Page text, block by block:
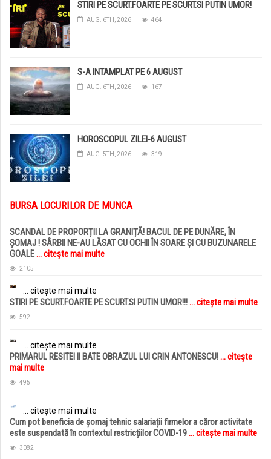
STIRI PE SCURT.FOARTE PE SCURT.SI PUTIN UMOR!
AUG. 6TH, 2026 464
S-A INTAMPLAT PE 6 AUGUST
AUG. 6TH, 2026 167
HOROSCOPUL ZILEI-6 AUGUST
AUG. 5TH, 2026 319
BURSA LOCURILOR DE MUNCA
SCANDAL DE PROPORȚII LA GRANIȚĂ! BACUL DE PE DUNĂRE, ÎN
ȘOMAJ ! SÂRBII NE-AU LĂSAT CU OCHII ÎN SOARE ȘI CU BUZUNARELE
GOALE... citește mai multe
2105
... citește mai multe
STIRI PE SCURT.FOARTE PE SCURT.SI PUTIN UMOR!!!... citește mai multe
592
... citește mai multe
PRIMARUL RESITEI II BATE OBRAZUL LUI CRIN ANTONESCU!... citește
mai multe
495
... citește mai multe
Cum pot beneficia de șomaj tehnic salariații firmelor a căror activitate
este suspendată în contextul restricțiilor COVID-19... citește mai multe
3082